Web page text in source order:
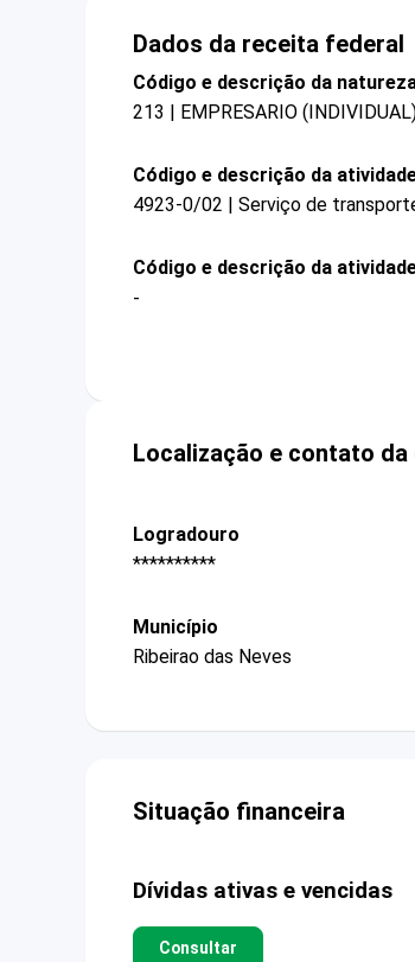
Dados da receita federal
Código e descrição da
213 | EMPRESARIO
Código e descrição da
4923-0/02 | Serviço de
Código e descrição da
-
Localização e contato da
Logradouro
**********
Município
Ribeirao das Neves
Situação financeira
Dívidas ativas e vencidas
Consultar